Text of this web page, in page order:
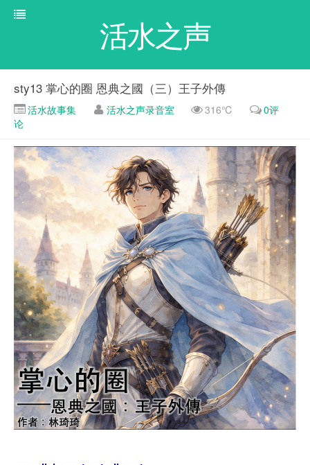
活水之声
sty13 掌心的圈 恩典之國（三）王子外傳
活水故事集 活水之声录音室 316℃
0评
论